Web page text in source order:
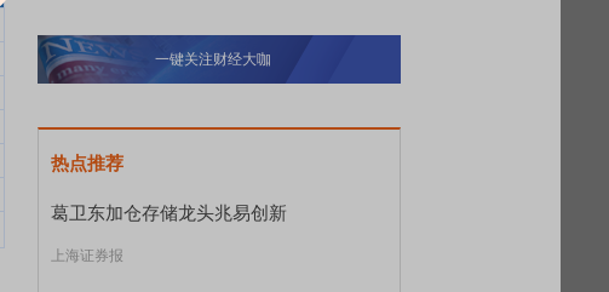
一键关注财经大咖
热点推荐
葛卫东加仓存储龙头兆易创新
上海证券报